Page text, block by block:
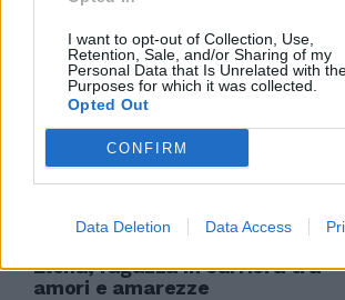
I want to opt-out of Collection, Use,
Retention, Sale, and/or Sharing of my
Personal Data that Is Unrelated with
Purposes for which it was collected.
Opted Out
CONFIRM
Data Deletion Data Access
LIBRI
Il Premio Caravella a Sandro
Forte per il suo "Ordine nuovo
parla"
20/10/2020
Elena, ragazza in carriera tra
amori e amarezze